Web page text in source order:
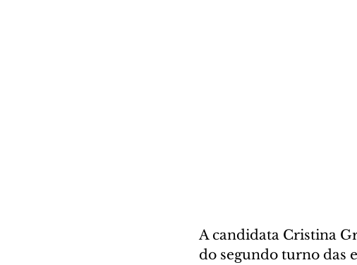
A candidata Cristina
do segundo turno das